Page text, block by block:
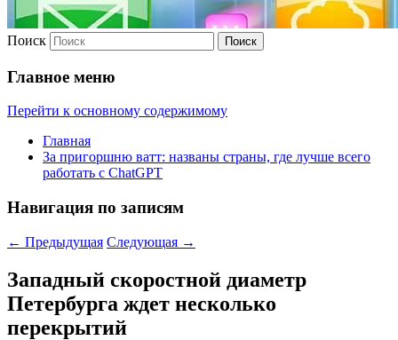
Поиск
Главное меню
Перейти к основному содержимому
Главная
За пригоршню ватт: названы страны, где лучше всего
работать с ChatGPT
Навигация по записям
← Предыдущая Следующая →
Западный скоростной диаметр
Петербурга ждет несколько
перекрытий